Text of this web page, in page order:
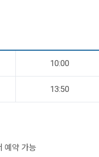
10:00
13:50
예약 가능